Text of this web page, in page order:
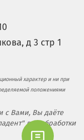
д 3 стр 1
характер и ни при
положениями
с Вами, Вы даёте
для обработки